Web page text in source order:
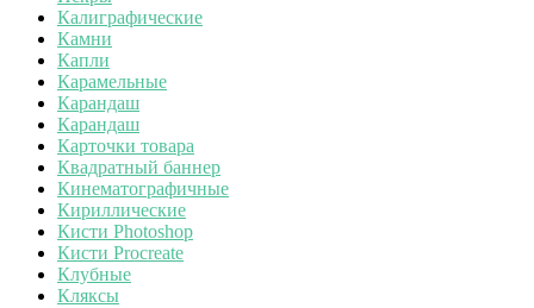
Калиграфические
Камни
Капли
Карамельные
Карандаш
Карандаш
Карточки товара
Квадратный баннер
Кинематографичные
Кириллические
Кисти Photoshop
Кисти Procreate
Клубные
Кляксы